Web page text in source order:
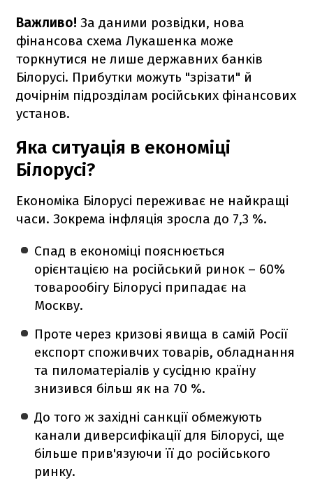
Важливо! За даними розвідки, нова
фінансова схема Лукашенка може
торкнутися не лише державних банків
Білорусі. Прибутки можуть "зрізати" й
дочірнім підрозділам російських фінансових
установ.
Яка ситуація в економіці
Білорусі?
Економіка Білорусі переживає не найкращі
часи. Зокрема інфляція зросла до 7,3 %.
Спад в економіці пояснюється
орієнтацією на російський ринок – 60%
товарообігу Білорусі припадає на
Москву.
Проте через кризові явища в самій Росії
експорт споживчих товарів, обладнання
та пиломатеріалів у сусідню країну
знизився більш як на 70 %.
До того ж західні санкції обмежують
канали диверсифікації для Білорусі, ще
більше прив'язуючи її до російського
ринку.